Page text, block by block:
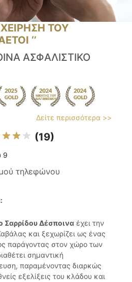
ΤΟΥ
‘’
ΑΣΦΑΛΙΣΤΙΚΟ
Δείτε περισσότερα >>
(19)
9
τηλεφώνου
Σαρρίδου Δέσποινα έχει την
και ξεχωρίζει ως ένας
παράγοντας στον χώρο των
σημαντική
παραμένοντας διαρκώς
εξελίξεις του κλάδου και